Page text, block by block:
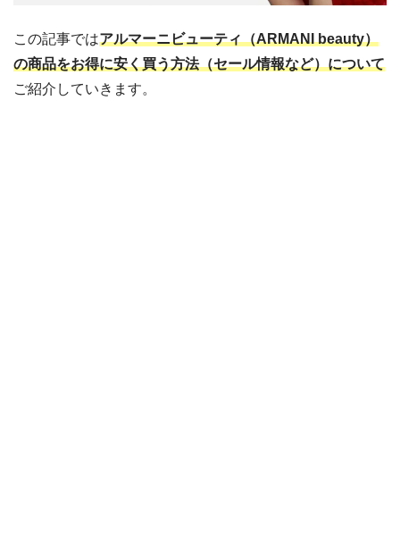
この記事ではアルマーニビューティ（ARMANI beauty）
の商品をお得に安く買う方法（セール情報など）について
ご紹介していきます。